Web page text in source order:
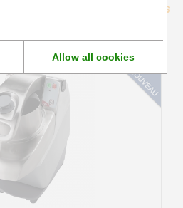
Coupe-légumes
Allow all cookies